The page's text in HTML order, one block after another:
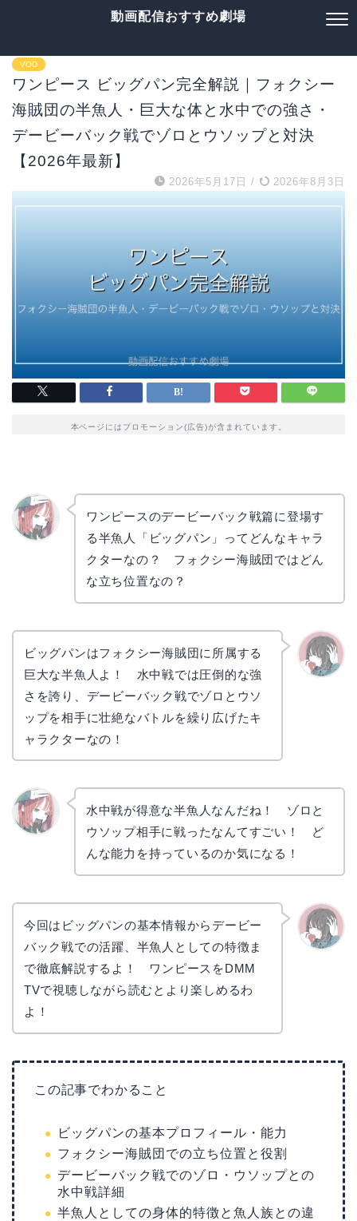
動画配信おすすめ劇場
VOD
ワンピース ビッグパン完全解説｜フォクシー
海賊団の半魚人・巨大な体と水中での強さ・
デービーバック戦でゾロとウソップと対決
【2026年最新】
2026年5月17日 / 2026年8月3日
本ページにはプロモーション(広告)が含まれています。
ワンピースのデービーバック戦篇に登場す
る半魚人「ビッグパン」ってどんなキャラ
クターなの？ フォクシー海賊団ではどん
な立ち位置なの？
ビッグパンはフォクシー海賊団に所属する
巨大な半魚人よ！ 水中戦では圧倒的な強
さを誇り、デービーバック戦でゾロとウソ
ップを相手に壮絶なバトルを繰り広げたキ
ャラクターなの！
水中戦が得意な半魚人なんだね！ ゾロと
ウソップ相手に戦ったなんてすごい！ ど
んな能力を持っているのか気になる！
今回はビッグパンの基本情報からデービー
バック戦での活躍、半魚人としての特徴ま
で徹底解説するよ！ ワンピースをDMM
TVで視聴しながら読むとより楽しめるわ
よ！
この記事でわかること
ビッグパンの基本プロフィール・能力
フォクシー海賊団での立ち位置と役割
デービーバック戦でのゾロ・ウソップとの
水中戦詳細
半魚人としての身体的特徴と魚人族との違